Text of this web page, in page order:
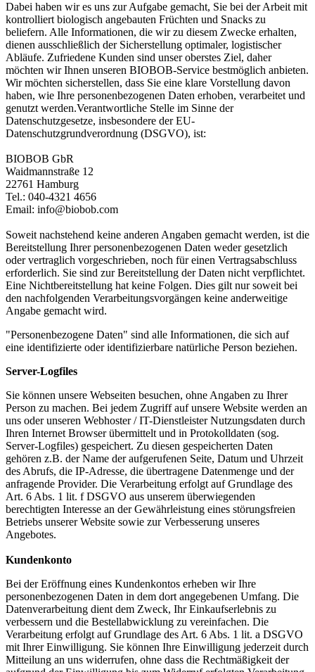
Dabei haben wir es uns zur Aufgabe gemacht, Sie bei der Arbeit mit
kontrolliert biologisch angebauten Früchten und Snacks zu
beliefern. Alle Informationen, die wir zu diesem Zwecke erhalten,
dienen ausschließlich der Sicherstellung optimaler, logistischer
Abläufe. Zufriedene Kunden sind unser oberstes Ziel, daher
möchten wir Ihnen unseren BIOBOB-Service bestmöglich anbieten.
Wir möchten sicherstellen, dass Sie eine klare Vorstellung davon
haben, wie Ihre personenbezogenen Daten erhoben, verarbeitet und
genutzt werden.Verantwortliche Stelle im Sinne der
Datenschutzgesetze, insbesondere der EU-
Datenschutzgrundverordnung (DSGVO), ist:
BIOBOB GbR
Waidmannstraße 12
22761 Hamburg
Tel.: 040-4321 4656
Email: info@biobob.com
Soweit nachstehend keine anderen Angaben gemacht werden, ist die
Bereitstellung Ihrer personenbezogenen Daten weder gesetzlich
oder vertraglich vorgeschrieben, noch für einen Vertragsabschluss
erforderlich. Sie sind zur Bereitstellung der Daten nicht verpflichtet.
Eine Nichtbereitstellung hat keine Folgen. Dies gilt nur soweit bei
den nachfolgenden Verarbeitungsvorgängen keine anderweitige
Angabe gemacht wird.
"Personenbezogene Daten" sind alle Informationen, die sich auf
eine identifizierte oder identifizierbare natürliche Person beziehen.
Server-Logfiles
Sie können unsere Webseiten besuchen, ohne Angaben zu Ihrer
Person zu machen. Bei jedem Zugriff auf unsere Website werden an
uns oder unseren Webhoster / IT-Dienstleister Nutzungsdaten durch
Ihren Internet Browser übermittelt und in Protokolldaten (sog.
Server-Logfiles) gespeichert. Zu diesen gespeicherten Daten
gehören z.B. der Name der aufgerufenen Seite, Datum und Uhrzeit
des Abrufs, die IP-Adresse, die übertragene Datenmenge und der
anfragende Provider. Die Verarbeitung erfolgt auf Grundlage des
Art. 6 Abs. 1 lit. f DSGVO aus unserem überwiegenden
berechtigten Interesse an der Gewährleistung eines störungsfreien
Betriebs unserer Website sowie zur Verbesserung unseres
Angebotes.
Kundenkonto
Bei der Eröffnung eines Kundenkontos erheben wir Ihre
personenbezogenen Daten in dem dort angegebenen Umfang. Die
Datenverarbeitung dient dem Zweck, Ihr Einkaufserlebnis zu
verbessern und die Bestellabwicklung zu vereinfachen. Die
Verarbeitung erfolgt auf Grundlage des Art. 6 Abs. 1 lit. a DSGVO
mit Ihrer Einwilligung. Sie können Ihre Einwilligung jederzeit durch
Mitteilung an uns widerrufen, ohne dass die Rechtmäßigkeit der